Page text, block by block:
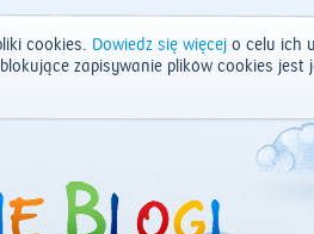
cookies. Dowiedz się więcej o celu ich
zapisywanie plików cookies